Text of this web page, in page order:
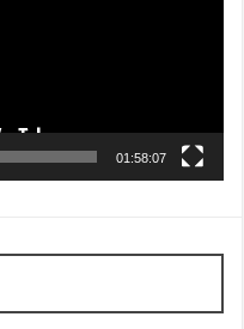
01:58:07